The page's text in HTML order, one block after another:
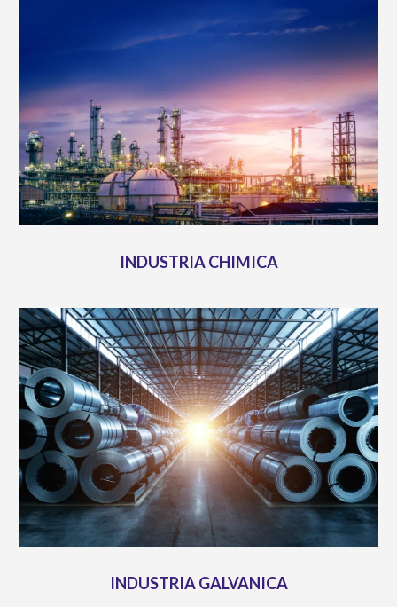
INDUSTRIA CHIMICA
INDUSTRIA GALVANICA